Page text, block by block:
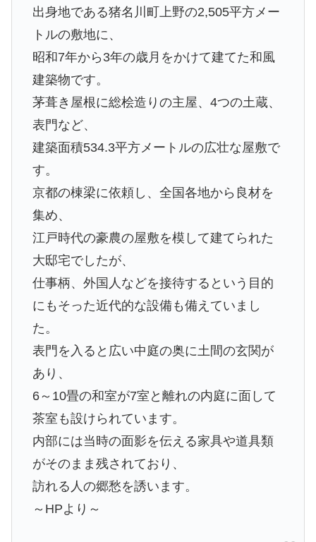
出身地である猪名川町上野の2,505平方メー
トルの敷地に、
昭和7年から3年の歳月をかけて建てた和風
建築物です。
茅葺き屋根に総桧造りの主屋、4つの土蔵、
表門など、
建築面積534.3平方メートルの広壮な屋敷で
す。
京都の棟梁に依頼し、全国各地から良材を
集め、
江戸時代の豪農の屋敷を模して建てられた
大邸宅でしたが、
仕事柄、外国人などを接待するという目的
にもそった近代的な設備も備えていまし
た。
表門を入ると広い中庭の奥に土間の玄関が
あり、
6～10畳の和室が7室と離れの内庭に面して
茶室も設けられています。
内部には当時の面影を伝える家具や道具類
がそのまま残されており、
訪れる人の郷愁を誘います。
～HPより～